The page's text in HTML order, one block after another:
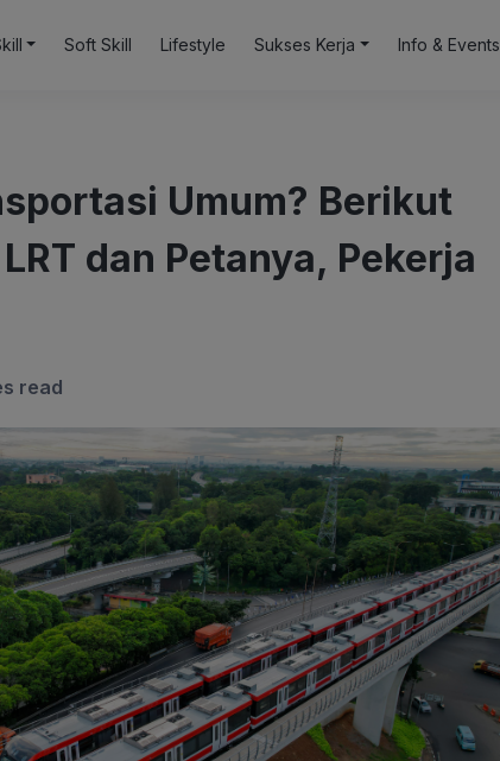
Soft Skill Lifestyle Sukses Kerja Info & Events
Umum? Berikut
dan Petanya, Pekerja
read